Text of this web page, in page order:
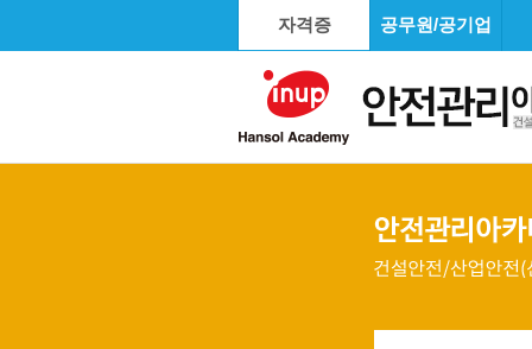
자격증 공무원/공기업